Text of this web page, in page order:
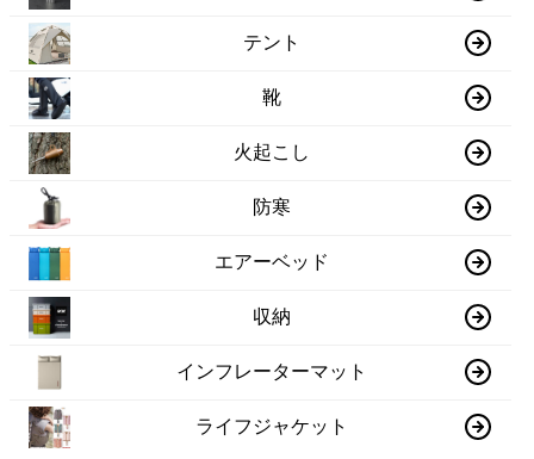
テント
靴
火起こし
防寒
エアーベッド
収納
インフレーターマット
ライフジャケット